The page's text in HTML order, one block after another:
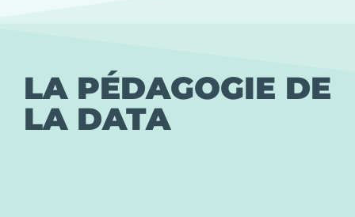
LA PÉDAGOGIE DE
LA DATA